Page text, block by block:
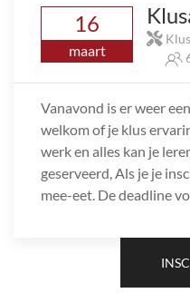
16
maart
Vanavond is er weer
welkom of je klus
werk en alles kan je
geserveerd, Als je je
mee-eet. De deadline